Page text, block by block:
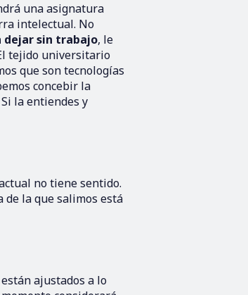
una asignatura
intelectual. No
sin trabajo, le
tejido universitario
que son tecnologías
concebir la
la entiendes y
no tiene sentido.
la que salimos está
ajustados a lo